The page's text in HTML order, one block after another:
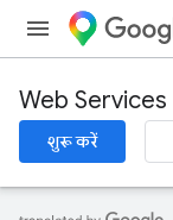
Web Services
शुरू करें